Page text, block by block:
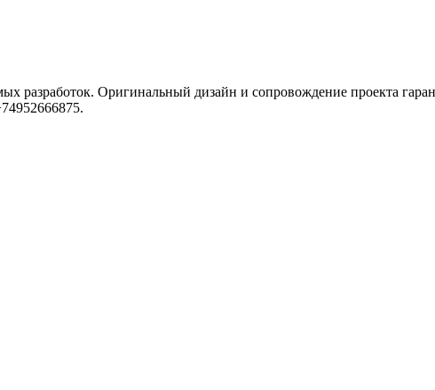
разработок. Оригинальный дизайн и сопровождение проекта